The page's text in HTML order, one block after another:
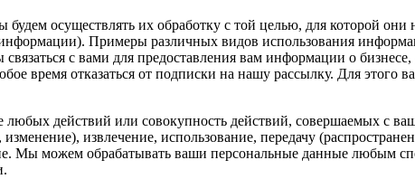
осуществлять их обработку с той целью, для которой они
Примеры различных видов использования
с вами для предоставления вам информации о
время отказаться от подписки на нашу рассылку. Для этого
действий или совокупность действий, совершаемых с
извлечение, использование, передачу
Мы можем обрабатывать ваши персональные данные любым